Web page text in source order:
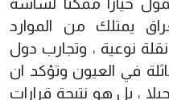
خيارا ممكنا لساسة
يمتلك من الموارد
نوعية ، وتجارب دول
في العيون وتؤكد ان
، بل هو نتيجة قرارات